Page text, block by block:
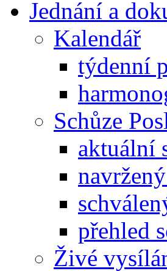
Jednání a
Kalendář
týdenní
Schůze
aktuální
přehled
Živé